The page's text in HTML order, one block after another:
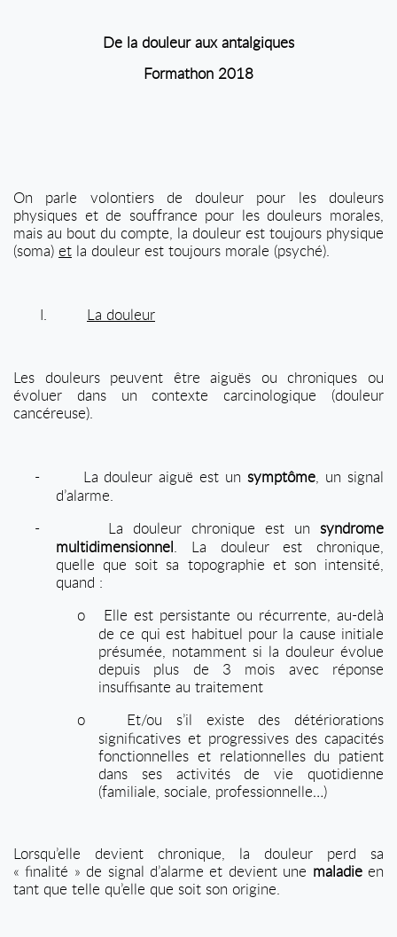
De la douleur aux antalgiques
Formathon 2018
On parle volontiers de douleur pour les douleurs
physiques et de souffrance pour les douleurs morales,
mais au bout du compte, la douleur est toujours physique
(soma) et la douleur est toujours morale (psyché).
I. La douleur
Les douleurs peuvent être aiguës ou chroniques ou
évoluer dans un contexte carcinologique (douleur
cancéreuse).
- La douleur aiguë est unsymptôme, un signal
d’alarme.
-
La douleur chronique est un syndrome
multidimensionnel. La douleur est chronique,
quelle que soit sa topographie et son intensité,
quand :
o
Elle est persistante ou récurrente, au-delà
de ce qui est habituel pour la cause initiale
présumée, notamment si la douleur évolue
depuis plus de 3 mois avec réponse
insuffisante au traitement
o
Et/ou s’il existe des détériorations
significatives et progressives des capacités
fonctionnelles et relationnelles du patient
dans ses activités de vie quotidienne
(familiale, sociale, professionnelle…)
Lorsqu’elle devient chronique, la douleur perd sa
« finalité » de signal d’alarme et devient une maladieen
tant que telle qu’elle que soit son origine.